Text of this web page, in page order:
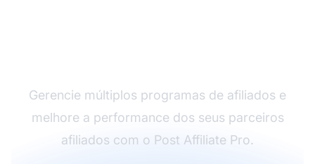
Gerencie múltiplos programas de afiliados e
melhore a performance dos seus parceiros
afiliados com o Post Affiliate Pro.